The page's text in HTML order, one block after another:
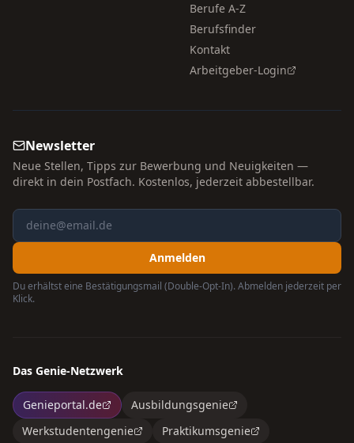
Berufe A-Z
Berufsfinder
Kontakt
Arbeitgeber-Login
Newsletter
Neue Stellen, Tipps zur Bewerbung und Neuigkeiten —
direkt in dein Postfach. Kostenlos, jederzeit abbestellbar.
Anmelden
Du erhältst eine Bestätigungsmail (Double-Opt-In). Abmelden jederzeit per
Klick.
Das Genie-Netzwerk
Genieportal.de
Ausbildungsgenie
Werkstudentengenie
Praktikumsgenie